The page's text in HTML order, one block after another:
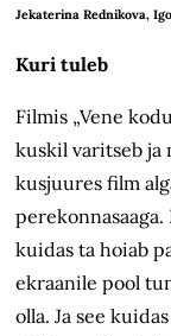
Jekaterina Rednikova,
Kuri tuleb
Filmis „Vene
kuskil varitseb ja
kusjuures film
kuidas ta hoiab
ekraanile pool
olla. Ja see